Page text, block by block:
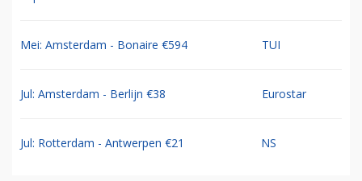
Mei: Amsterdam - Bonaire €594 TUI
Jul: Amsterdam - Berlijn €38 Eurostar
Jul: Rotterdam - Antwerpen €21 NS